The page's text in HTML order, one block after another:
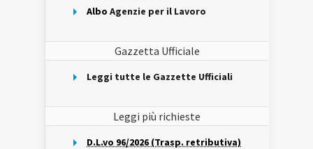
Albo Agenzie per il Lavoro
Gazzetta Ufficiale
Leggi tutte le Gazzette Ufficiali
Leggi più richieste
D.L.vo 96/2026 (Trasp. retributiva)